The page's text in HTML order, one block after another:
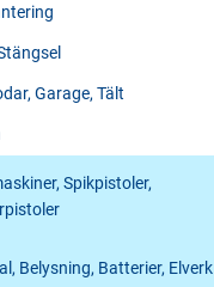
Garage, Tält
Spikpistoler,
Belysning, Batterier, Elverk